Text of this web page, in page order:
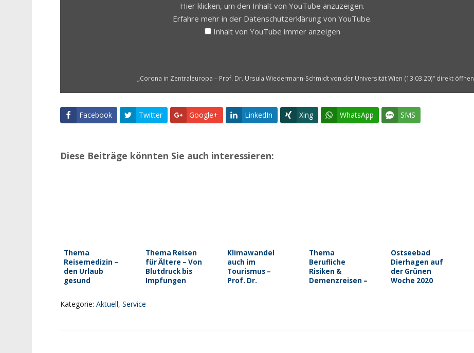
Hier klicken, um den Inhalt von YouTube anzuzeigen.
Erfahre mehr in der Datenschutzerklärung von YouTube.
Inhalt von YouTube immer anzeigen
„Corona in Zentraleuropa – Prof. Dr. Ursula Wiedermann-Schmidt von der Universität Wien (13.03.20)“ direkt öffnen
Facebook Twitter Google+ LinkedIn Xing WhatsApp SMS
Diese Beiträge könnten Sie auch interessieren:
Thema
Reisemedizin –
den Urlaub
gesund
Thema Reisen
für Ältere – Von
Blutdruck bis
Impfungen
Klimawandel
auch im
Tourismus –
Prof. Dr.
Thema
Berufliche
Risiken &
Demenzreisen –
Ostseebad
Dierhagen auf
der Grünen
Woche 2020
Kategorie: Aktuell, Service